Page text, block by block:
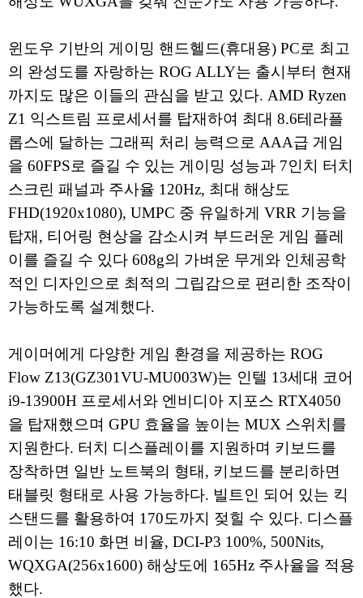
윈도우 기반의 게이밍 핸드헬드(휴대용) PC로 최고
의 완성도를 자랑하는 ROG ALLY는 출시부터 현재
까지도 많은 이들의 관심을 받고 있다. AMD Ryzen
Z1 익스트림 프로세서를 탑재하여 최대 8.6테라플
롭스에 달하는 그래픽 처리 능력으로 AAA급 게임
을 60FPS로 즐길 수 있는 게이밍 성능과 7인치 터치
스크린 패널과 주사율 120Hz, 최대 해상도
FHD(1920x1080), UMPC 중 유일하게 VRR 기능을
탑재, 티어링 현상을 감소시켜 부드러운 게임 플레
이를 즐길 수 있다 608g의 가벼운 무게와 인체공학
적인 디자인으로 최적의 그립감으로 편리한 조작이
가능하도록 설계했다.
게이머에게 다양한 게임 환경을 제공하는 ROG
Flow Z13(GZ301VU-MU003W)는 인텔 13세대 코어
i9-13900H 프로세서와 엔비디아 지포스 RTX4050
을 탑재했으며 GPU 효율을 높이는 MUX 스위치를
지원한다. 터치 디스플레이를 지원하며 키보드를
장착하면 일반 노트북의 형태, 키보드를 분리하면
태블릿 형태로 사용 가능하다. 빌트인 되어 있는 킥
스탠드를 활용하여 170도까지 젖힐 수 있다. 디스플
레이는 16:10 화면 비율, DCI-P3 100%, 500Nits,
WQXGA(256x1600) 해상도에 165Hz 주사율을 적용
했다.